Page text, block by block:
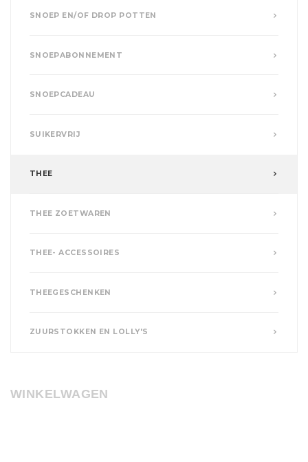
SNOEP EN/OF DROP POTTEN
SNOEPABONNEMENT
SNOEPCADEAU
SUIKERVRIJ
THEE
THEE ZOETWAREN
THEE- ACCESSOIRES
THEEGESCHENKEN
ZUURSTOKKEN EN LOLLY'S
WINKELWAGEN